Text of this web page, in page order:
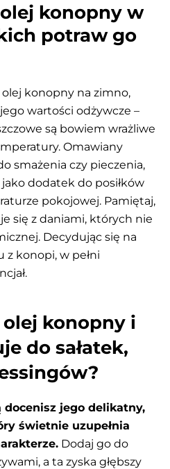
konopny w
potraw go
olej konopny na zimno,
wartości odżywcze –
są bowiem wrażliwe
Omawiany
smażenia czy pieczenia,
dodatek do posiłków
pokojowej. Pamiętaj,
się z daniami, których nie
Decydując się na
z konopi, w pełni
konopny i
do sałatek,
jego delikatny,
świetnie uzupełnia
Dodaj go do
a ta zyska głębszy